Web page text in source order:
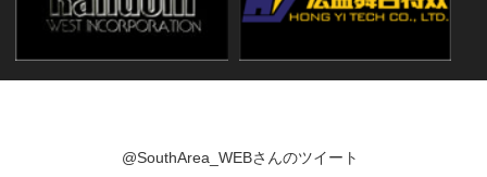
@SouthArea_WEBさんのツイート